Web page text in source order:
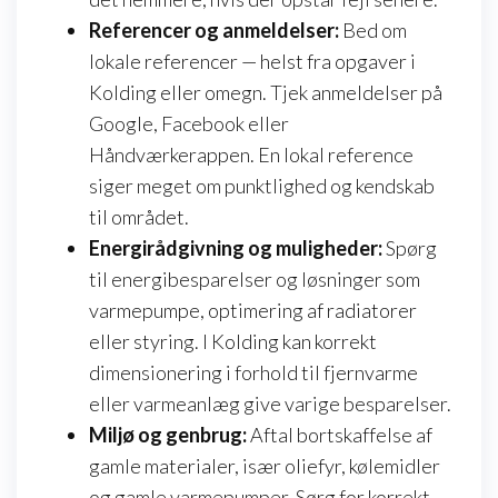
Referencer og anmeldelser: Bed om
lokale referencer — helst fra opgaver i
Kolding eller omegn. Tjek anmeldelser på
Google, Facebook eller
Håndværkerappen. En lokal reference
siger meget om punktlighed og kendskab
til området.
Energirådgivning og muligheder:Spørg
til energibesparelser og løsninger som
varmepumpe, optimering af radiatorer
eller styring. I Kolding kan korrekt
dimensionering i forhold til fjernvarme
eller varmeanlæg give varige besparelser.
Miljø og genbrug:Aftal bortskaffelse af
gamle materialer, især oliefyr, kølemidler